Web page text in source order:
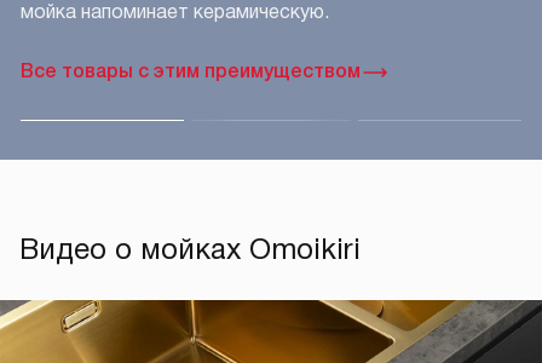
мойка напоминает керамическую.
Все товары с этим преимуществом
Видео о мойках Omoikiri